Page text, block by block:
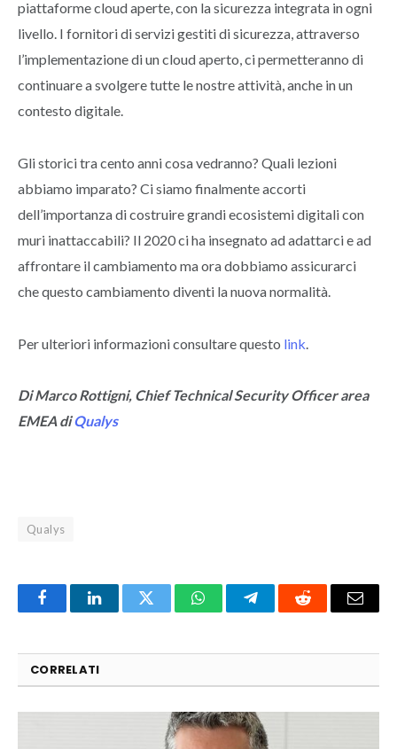
piattaforme cloud aperte, con la sicurezza integrata in ogni
livello. I fornitori di servizi gestiti di sicurezza, attraverso
l’implementazione di un cloud aperto, ci permetteranno di
continuare a svolgere tutte le nostre attività, anche in un
contesto digitale.
Gli storici tra cento anni cosa vedranno? Quali lezioni
abbiamo imparato? Ci siamo finalmente accorti
dell’importanza di costruire grandi ecosistemi digitali con
muri inattaccabili? Il 2020 ci ha insegnato ad adattarci e ad
affrontare il cambiamento ma ora dobbiamo assicurarci
che questo cambiamento diventi la nuova normalità.
Per ulteriori informazioni consultare questo link
Di Marco Rottigni, Chief Technical Security Officer area
EMEA diQualys
Qualys
FacebookLinkedInTwitter WhatsAppTelegramReddit Email
CORRELATI